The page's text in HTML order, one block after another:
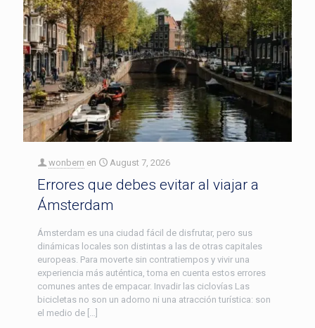
wonbern en August 7, 2026
Errores que debes evitar al viajar a
Ámsterdam
Ámsterdam es una ciudad fácil de disfrutar, pero sus
dinámicas locales son distintas a las de otras capitales
europeas. Para moverte sin contratiempos y vivir una
experiencia más auténtica, toma en cuenta estos errores
comunes antes de empacar. Invadir las ciclovías Las
bicicletas no son un adorno ni una atracción turística: son
el medio de […]